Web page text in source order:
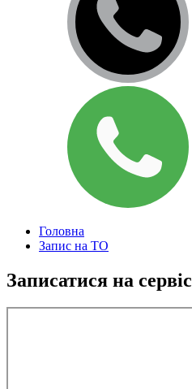
Головна
Запис на ТО
Записатися на сервіс